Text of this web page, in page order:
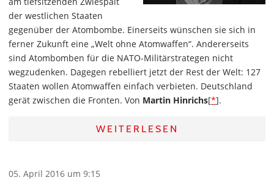
der westlichen Staaten
gegenüber der Atombombe. Einerseits wünschen sie sich in
ferner Zukunft eine „Welt ohne Atomwaffen“. Andererseits
sind Atombomben für die NATO-Militärstrategen nicht
wegzudenken. Dagegen rebelliert jetzt der Rest der Welt: 127
Staaten wollen Atomwaffen einfach verbieten. Deutschland
gerät zwischen die Fronten. Von Martin Hinrichs[*].
WEITERLESEN
05. April 2016 um 9:15